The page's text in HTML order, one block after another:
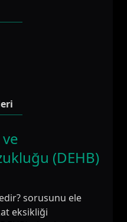
(DEHB)
sorusunu ele
eksikliği